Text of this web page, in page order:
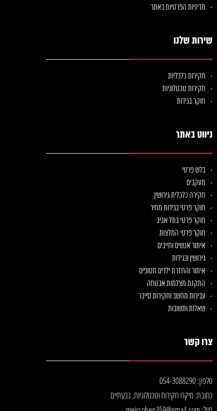
מדיניות הפרטיות באתר
שירות שלנו
חקירות כלכליות
חקירות טכנולוגיות
חוקר בגידות
ניווט באתר
בלש פרטי
מעקבים
חקירה כלכלית גירושין
חוקר פרטי בגידות מחיר
חוקר פרטי בתל אביב
חוקר פרטי המלצות
איתור אנשים וחייבים
גירושין ובגידות
איתור והחזרת ילדים חטופים
התקנת מצלמות אבטחה
עבירות מחשב וחקירות סייבר
שאלות ותשובות
צרו קשר
טלפון: 054-3088290
כתובת: מיקרו חקירות וטכנולוגיות, גבעתיים